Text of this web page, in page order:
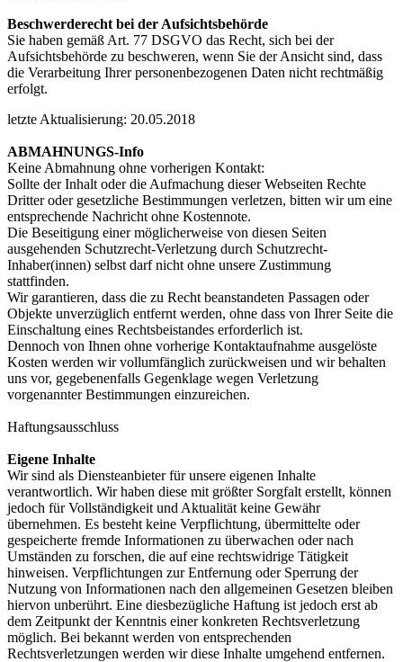
Beschwerderecht bei der Aufsichtsbehörde
Sie haben gemäß Art. 77 DSGVO das Recht, sich bei der
Aufsichtsbehörde zu beschweren, wenn Sie der Ansicht sind, dass
die Verarbeitung Ihrer personenbezogenen Daten nicht rechtmäßig
erfolgt.
letzte Aktualisierung: 20.05.2018
ABMAHNUNGS-Info
Keine Abmahnung ohne vorherigen Kontakt:
Sollte der Inhalt oder die Aufmachung dieser Webseiten Rechte
Dritter oder gesetzliche Bestimmungen verletzen, bitten wir um eine
entsprechende Nachricht ohne Kostennote.
Die Beseitigung einer möglicherweise von diesen Seiten
ausgehenden Schutzrecht-Verletzung durch Schutzrecht-
Inhaber(innen) selbst darf nicht ohne unsere Zustimmung
stattfinden.
Wir garantieren, dass die zu Recht beanstandeten Passagen oder
Objekte unverzüglich entfernt werden, ohne dass von Ihrer Seite die
Einschaltung eines Rechtsbeistandes erforderlich ist.
Dennoch von Ihnen ohne vorherige Kontaktaufnahme ausgelöste
Kosten werden wir vollumfänglich zurückweisen und wir behalten
uns vor, gegebenenfalls Gegenklage wegen Verletzung
vorgenannter Bestimmungen einzureichen.
Haftungsausschluss
Eigene Inhalte
Wir sind als Diensteanbieter für unsere eigenen Inhalte
verantwortlich. Wir haben diese mit größter Sorgfalt erstellt, können
jedoch für Vollständigkeit und Aktualität keine Gewähr
übernehmen. Es besteht keine Verpflichtung, übermittelte oder
gespeicherte fremde Informationen zu überwachen oder nach
Umständen zu forschen, die auf eine rechtswidrige Tätigkeit
hinweisen. Verpflichtungen zur Entfernung oder Sperrung der
Nutzung von Informationen nach den allgemeinen Gesetzen bleiben
hiervon unberührt. Eine diesbezügliche Haftung ist jedoch erst ab
dem Zeitpunkt der Kenntnis einer konkreten Rechtsverletzung
möglich. Bei bekannt werden von entsprechenden
Rechtsverletzungen werden wir diese Inhalte umgehend entfernen.